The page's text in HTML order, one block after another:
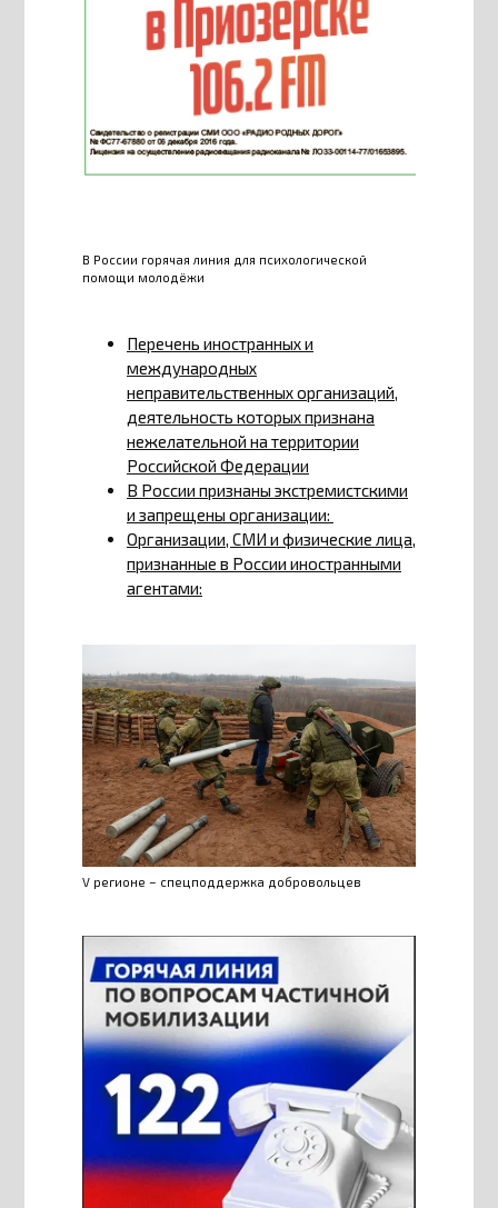
В России горячая линия для психологической
помощи молодёжи
Перечень иностранных и
международных
неправительственных организаций,
деятельность которых признана
нежелательной на территории
Российской Федерации
В России признаны экстремистскими
и запрещены организации:
Организации, СМИ и физические лица,
признанные в России иностранными
агентами:
V регионе – спецподдержка добровольцев